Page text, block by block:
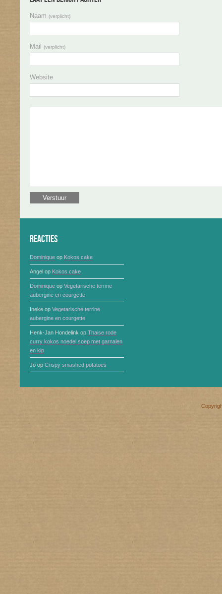
Naam (verplicht)
Mail (verplicht)
Website
Reacties
Dominique op Kokos cake
Angel op Kokos cake
Dominique op Vegetarische terrine
aubergine en courgette
Ineke op Vegetarische terrine
aubergine en courgette
Henk-Jan Hondelink op Thaise rode
curry kokos noedel soep met garnalen
en kip
Jo op Crispy smashed potatoes